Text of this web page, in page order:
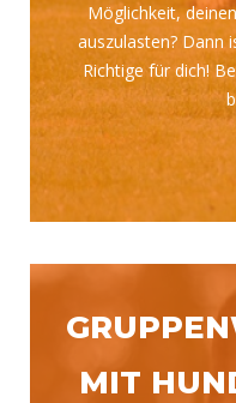
Möglichkeit,
auszulasten? Dann
Richtige für dich!
MIT